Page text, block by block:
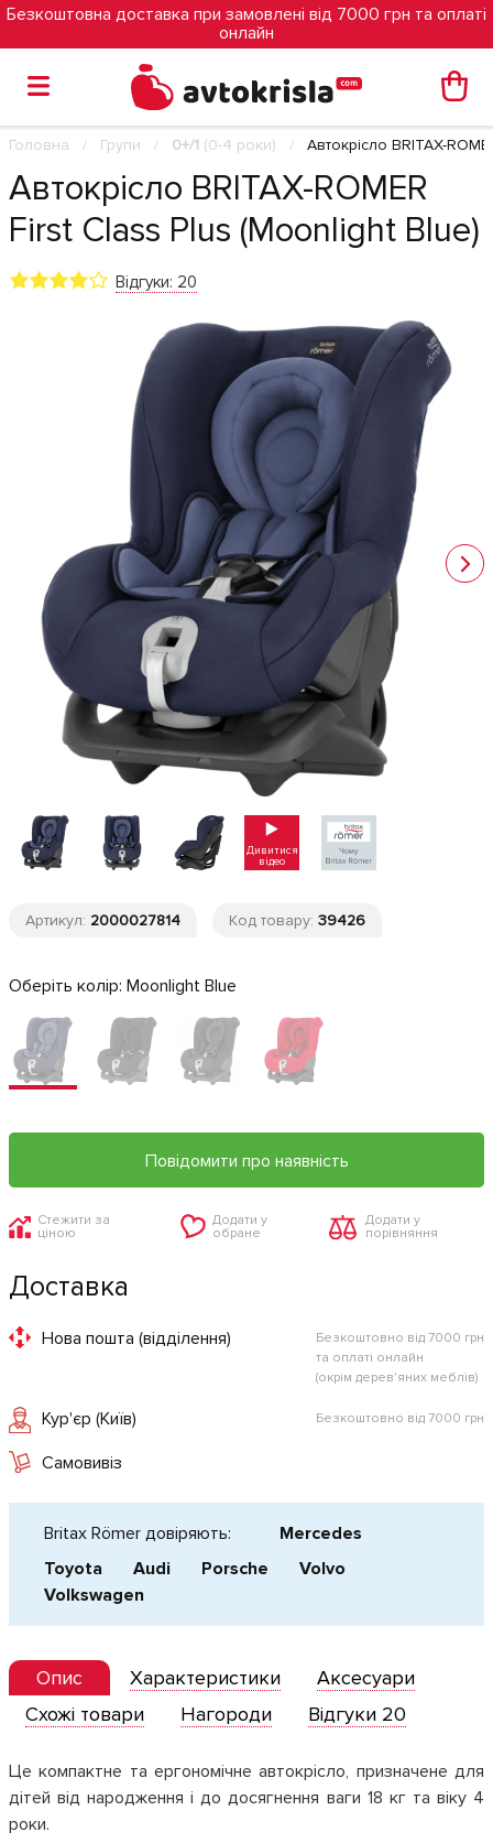
Безкоштовна доставка при замовлені від 7000 грн та оплаті
онлайн
Головна Групи 0+/1 (0-4 роки) Автокрісло BRITAX-
Автокрісло BRITAX-ROMER
First Class Plus (Moonlight Blue)
Відгуки: 20
Дивитися
відео
Артикул: 2000027814 Код товару: 39426
Оберіть колір: Moonlight Blue
Повідомити про наявність
Стежити за
ціною
Додати у
обране
Додати у
порівняння
Доставка
Нова пошта (відділення)
Безкоштовно від 7000 грн
та оплаті онлайн
(окрім дерев'яних меблів)
Кур'єр (Київ) Безкоштовно від 7000 грн
Самовивіз
Britax Römer довіряють:
Mercedes
Toyota
Audi Porsche
Volvo
Volkswagen
Опис Характеристики
Аксесуари
Схожі товари
Нагороди Відгуки 20
Це компактне та ергономічне автокрісло, призначене для
дітей від народження і до досягнення ваги 18 кг та віку 4
роки.